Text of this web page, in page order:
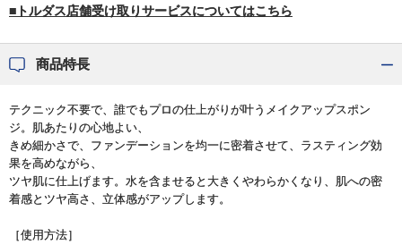
■トルダス店舗受け取りサービスについてはこちら
商品特長
テクニック不要で、誰でもプロの仕上がりが叶うメイクアップスポン
ジ。肌あたりの心地よい、
きめ細かさで、ファンデーションを均一に密着させて、ラスティング効
果を高めながら、
ツヤ肌に仕上げます。水を含ませると大きくやわらかくなり、肌への密
着感とツヤ高さ、立体感がアップします。
［使用方法］